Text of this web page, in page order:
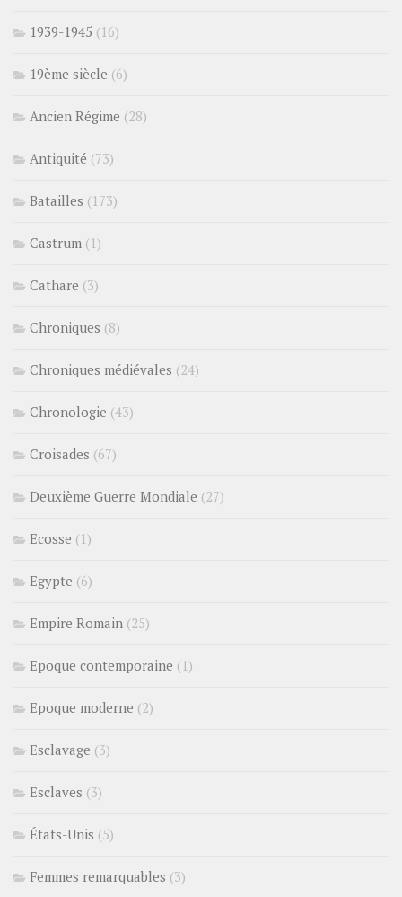
1939-1945 (16)
19ème siècle (6)
Ancien Régime (28)
Antiquité (73)
Batailles (173)
Castrum (1)
Cathare (3)
Chroniques (8)
Chroniques médiévales (24)
Chronologie (43)
Croisades (67)
Deuxième Guerre Mondiale (27)
Ecosse (1)
Egypte (6)
Empire Romain (25)
Epoque contemporaine (1)
Epoque moderne (2)
Esclavage (3)
Esclaves (3)
États-Unis (5)
Femmes remarquables (3)